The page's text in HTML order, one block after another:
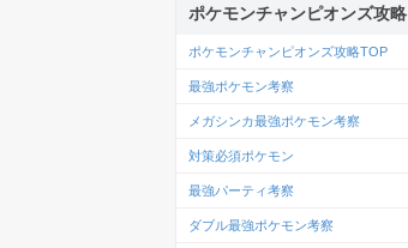
ポケモンチャンピオンズ攻略
ポケモンチャンピオンズ攻略TOP
最強ポケモン考察
メガシンカ最強ポケモン考察
対策必須ポケモン
最強パーティ考察
ダブル最強ポケモン考察